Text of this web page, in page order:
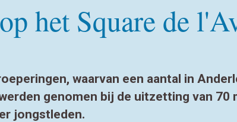
het Square de
waarvan een aantal in
genomen bij de uitzetting van 70
jongstleden.